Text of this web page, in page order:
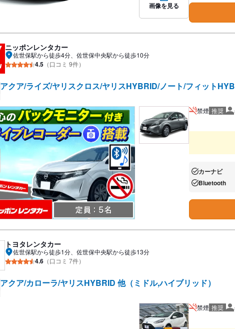
画像を見る
ニッポンレンタカー
佐世保駅から徒歩4分、佐世保中央駅から徒歩10分
4.5 （口コミ 9件）
アクア/ライズ/ヤリスクロス/ヤリスHYBRID/ノート/フィット
禁煙 推奨
あり:カーナビ
あり:Bluetooth
トヨタレンタカー
佐世保駅から徒歩1分、佐世保中央駅から徒歩13分
4.6 （口コミ 7件）
アクア/カローラ/ヤリスHYBRID 他（ミドル,ハイブリッド）
禁煙 推奨